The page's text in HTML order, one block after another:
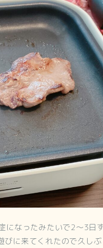
になったみたいで2～3日
びに来てくれたので久し